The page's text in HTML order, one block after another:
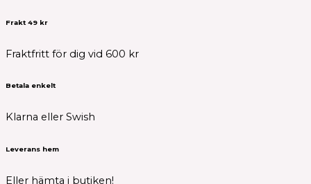
Frakt 49 kr
Fraktfritt för dig vid 600 kr
Betala enkelt
Klarna eller Swish
Leverans hem
Eller hämta i butiken!